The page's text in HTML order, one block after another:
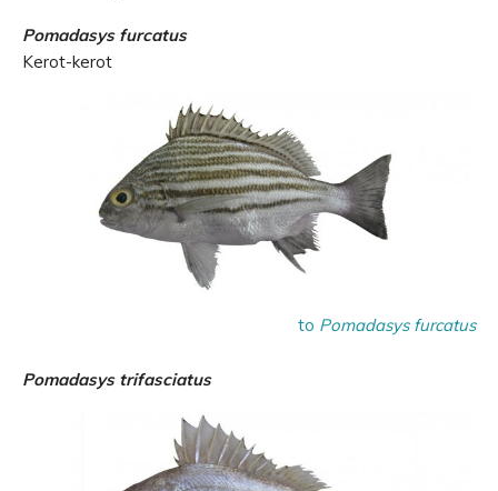
Pomadasys furcatus
Kerot-kerot
to Pomadasys furcatus
Pomadasys trifasciatus